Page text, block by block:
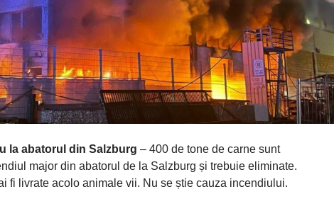
la abatorul din Salzburg – 400 de tone de carne sunt
major din abatorul de la Salzburg și trebuie eliminate.
fi livrate acolo animale vii. Nu se știe cauza incendiului.